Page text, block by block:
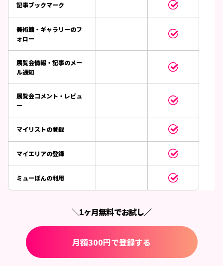
記事ブックマーク
美術館・ギャラリーのフ
ォロー
展覧会情報・記事のメー
ル通知
展覧会コメント・レビュ
ー
マイリストの登録
マイエリアの登録
ミューぽんの利用
＼1ヶ月無料でお試し／
月額300円で登録する